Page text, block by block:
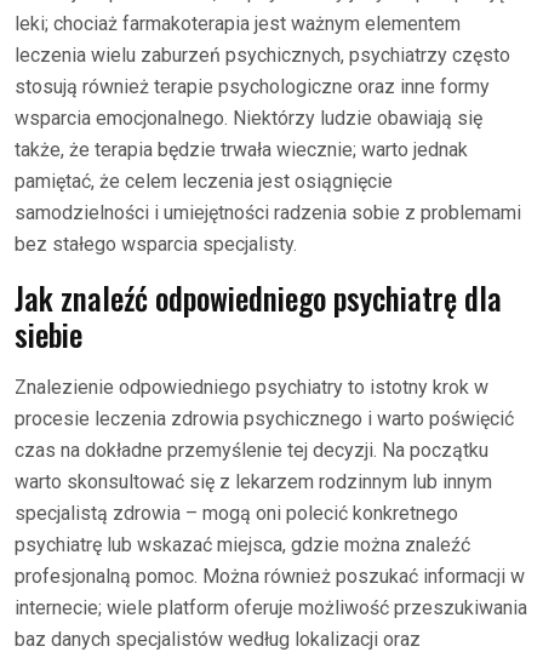
leki; chociaż farmakoterapia jest ważnym elementem
leczenia wielu zaburzeń psychicznych, psychiatrzy często
stosują również terapie psychologiczne oraz inne formy
wsparcia emocjonalnego. Niektórzy ludzie obawiają się
także, że terapia będzie trwała wiecznie; warto jednak
pamiętać, że celem leczenia jest osiągnięcie
samodzielności i umiejętności radzenia sobie z problemami
bez stałego wsparcia specjalisty.
Jak znaleźć odpowiedniego psychiatrę dla
siebie
Znalezienie odpowiedniego psychiatry to istotny krok w
procesie leczenia zdrowia psychicznego i warto poświęcić
czas na dokładne przemyślenie tej decyzji. Na początku
warto skonsultować się z lekarzem rodzinnym lub innym
specjalistą zdrowia – mogą oni polecić konkretnego
psychiatrę lub wskazać miejsca, gdzie można znaleźć
profesjonalną pomoc. Można również poszukać informacji w
internecie; wiele platform oferuje możliwość przeszukiwania
baz danych specjalistów według lokalizacji oraz